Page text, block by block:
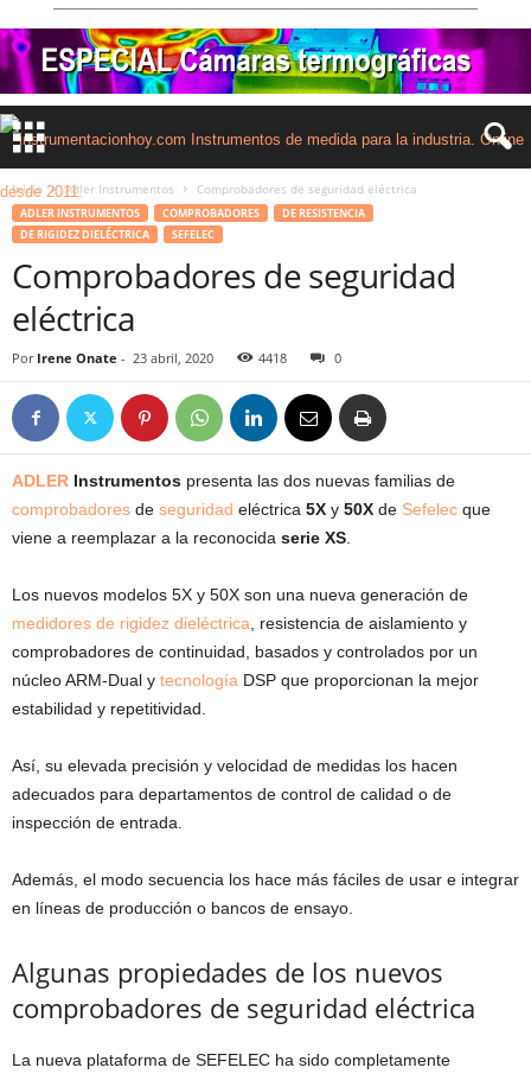
Inicio Adler Instrumentos Comprobadores de seguridad eléctrica
ADLER INSTRUMENTOS COMPROBADORES
DE RESISTENCIA
DE RIGIDEZ DIELÉCTRICA
SEFELEC
Comprobadores de seguridad
eléctrica
Por Irene Onate - 23 abril, 2020 4418 0
ADLER Instrumentos presenta las dos nuevas familias de
comprobadores de seguridad eléctrica 5X y 50X de Sefelec que
viene a reemplazar a la reconocida serie XS
Los nuevos modelos 5X y 50X son una nueva generación de
medidores de rigidez dieléctrica , resistencia de aislamiento y
comprobadores de continuidad, basados y controlados por un
núcleo ARM-Dual y tecnología DSP que proporcionan la mejor
estabilidad y repetitividad.
Así, su elevada precisión y velocidad de medidas los hacen
adecuados para departamentos de control de calidad o de
inspección de entrada.
Además, el modo secuencia los hace más fáciles de usar e integrar
en líneas de producción o bancos de ensayo.
Algunas propiedades de los nuevos
comprobadores de seguridad eléctrica
La nueva plataforma de SEFELEC ha sido completamente